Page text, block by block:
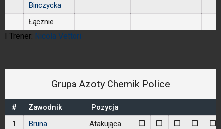
Bińczycka
Łącznie
I Trener: Nicola Vettori
Grupa Azoty Chemik Police
# Zawodnik
Pozycja
1
Bruna
Atakująca 0 0 0 0 0